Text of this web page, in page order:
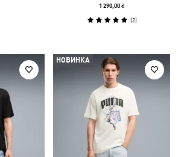
1 290,00 ₴
(2)
НОВИНКА